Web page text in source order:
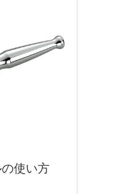
の使い方